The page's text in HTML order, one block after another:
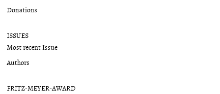
Donations
ISSUES
Most recent Issue
Authors
FRITZ-MEYER-AWARD